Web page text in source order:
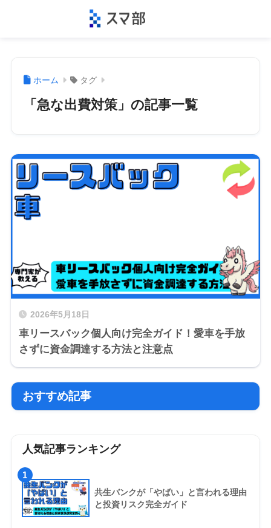
ホーム タグ
「急な出費対策」の記事一覧
2026年5月18日
車リースバック個人向け完全ガイド！愛車を手放
さずに資金調達する方法と注意点
おすすめ記事
人気記事ランキング
1
共生バンクが「やばい」と言われる理由
と投資リスク完全ガイド